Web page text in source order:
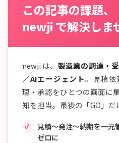
この記事の課題、
newji で解決しま
newji は、 製造業の調達・
／AIエージェント。見積
理・承認をひとつの画面に
知を担当。最後の「GO」だ
見積〜発注〜納期を一元
ゼロに